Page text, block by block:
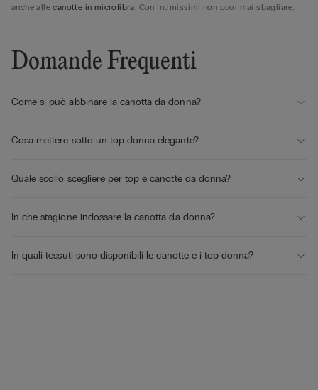
anche allecanotte in microfibra. Con Intimissimi non puoi mai sbagliare.
Domande Frequenti
Come si può abbinare la canotta da donna?
Cosa mettere sotto un top donna elegante?
Quale scollo scegliere per top e canotte da donna?
In che stagione indossare la canotta da donna?
In quali tessuti sono disponibili le canotte e i top donna?